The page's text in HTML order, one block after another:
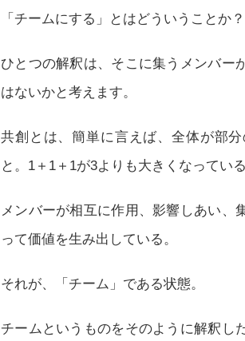
「チームにする」とはどういうことか？
ひとつの解釈は、そこに集うメンバー
はないかと考えます。
共創とは、簡単に言えば、全体が部
と。1＋1＋1が3よりも大きくなってい
メンバーが相互に作用、影響しあい、
って価値を生み出している。
それが、「チーム」である状態。
チームというものをそのように解釈し